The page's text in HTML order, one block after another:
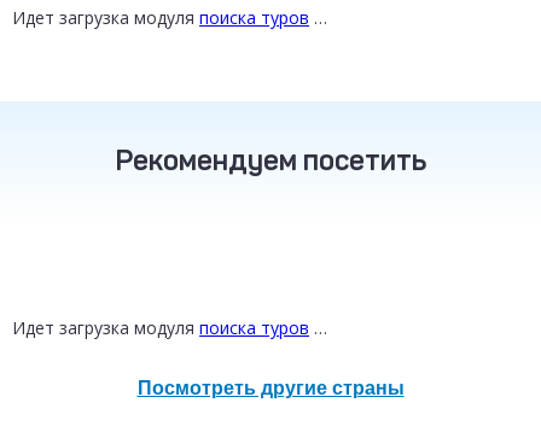
Идет загрузка модуля поиска туров …
Рекомендуем посетить
Идет загрузка модуля поиска туров …
Посмотреть другие страны